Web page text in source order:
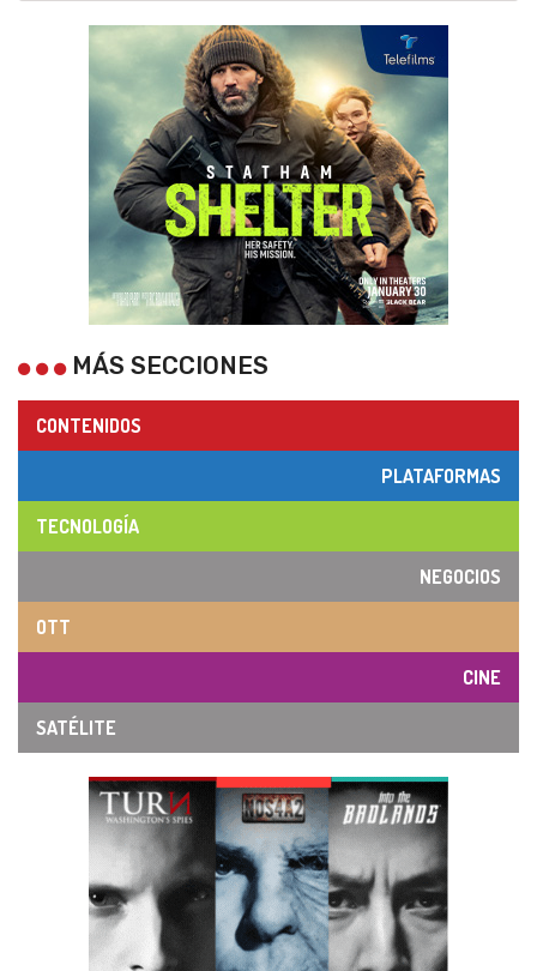
MÁS SECCIONES
CONTENIDOS
PLATAFORMAS
TECNOLOGÍA
NEGOCIOS
OTT
CINE
SATÉLITE